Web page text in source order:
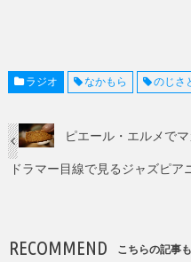
ラジオ なかもら のじさ
ピエール・エルメで
ドラマー目線で見るジャズピ
RECOMMEND こちらの記事